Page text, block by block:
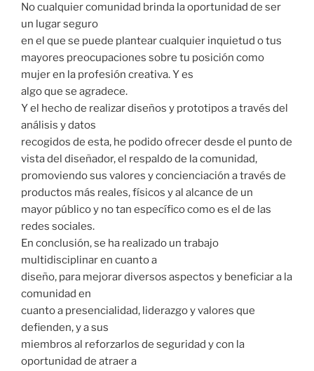
No cualquier comunidad brinda la oportunidad de ser
un lugar seguro
en el que se puede plantear cualquier inquietud o tus
mayores preocupaciones sobre tu posición como
mujer en la profesión creativa. Y es
algo que se agradece.
Y el hecho de realizar diseños y prototipos a través del
análisis y datos
recogidos de esta, he podido ofrecer desde el punto de
vista del diseñador, el respaldo de la comunidad,
promoviendo sus valores y concienciación a través de
productos más reales, físicos y al alcance de un
mayor público y no tan específico como es el de las
redes sociales.
En conclusión, se ha realizado un trabajo
multidisciplinar en cuanto a
diseño, para mejorar diversos aspectos y beneficiar a la
comunidad en
cuanto a presencialidad, liderazgo y valores que
defienden, y a sus
miembros al reforzarlos de seguridad y con la
oportunidad de atraer a